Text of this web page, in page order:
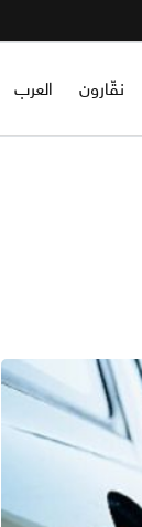
نقّارون العرب